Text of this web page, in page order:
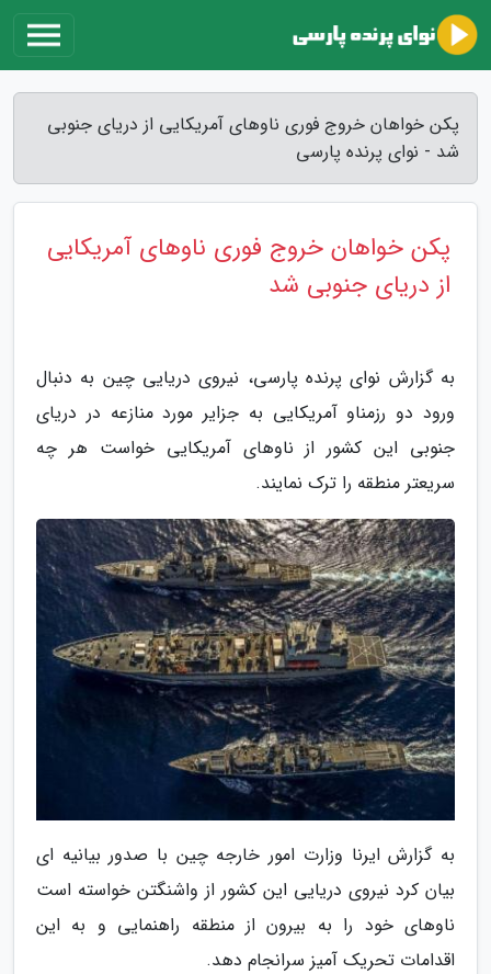
پکن خواهان خروج فوری ناوهای آمریکایی از دریای جنوبی
شد - نوای پرنده پارسی
پکن خواهان خروج فوری ناوهای آمریکایی
از دریای جنوبی شد
به گزارش نوای پرنده پارسی، نیروی دریایی چین به دنبال
ورود دو رزمناو آمریکایی به جزایر مورد منازعه در دریای
جنوبی این کشور از ناوهای آمریکایی خواست هر چه
سریعتر منطقه را ترک نمایند.
به گزارش ایرنا وزارت امور خارجه چین با صدور بیانیه ای
بیان کرد نیروی دریایی این کشور از واشنگتن خواسته است
ناوهای خود را به بیرون از منطقه راهنمایی و به این
اقدامات تحریک آمیز سرانجام دهد.